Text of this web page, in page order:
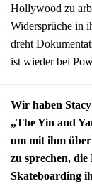
Hollywood zu
Widersprüche in
dreht
ist wieder bei
Wir haben
„The Yin and
um mit ihm
zu sprechen,
Skateboarding